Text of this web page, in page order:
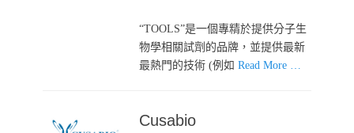
“TOOLS”是一個專精於提供分子生
物學相關試劑的品牌，並提供最新
最熱門的技術 (例如Read More …
Cusabio